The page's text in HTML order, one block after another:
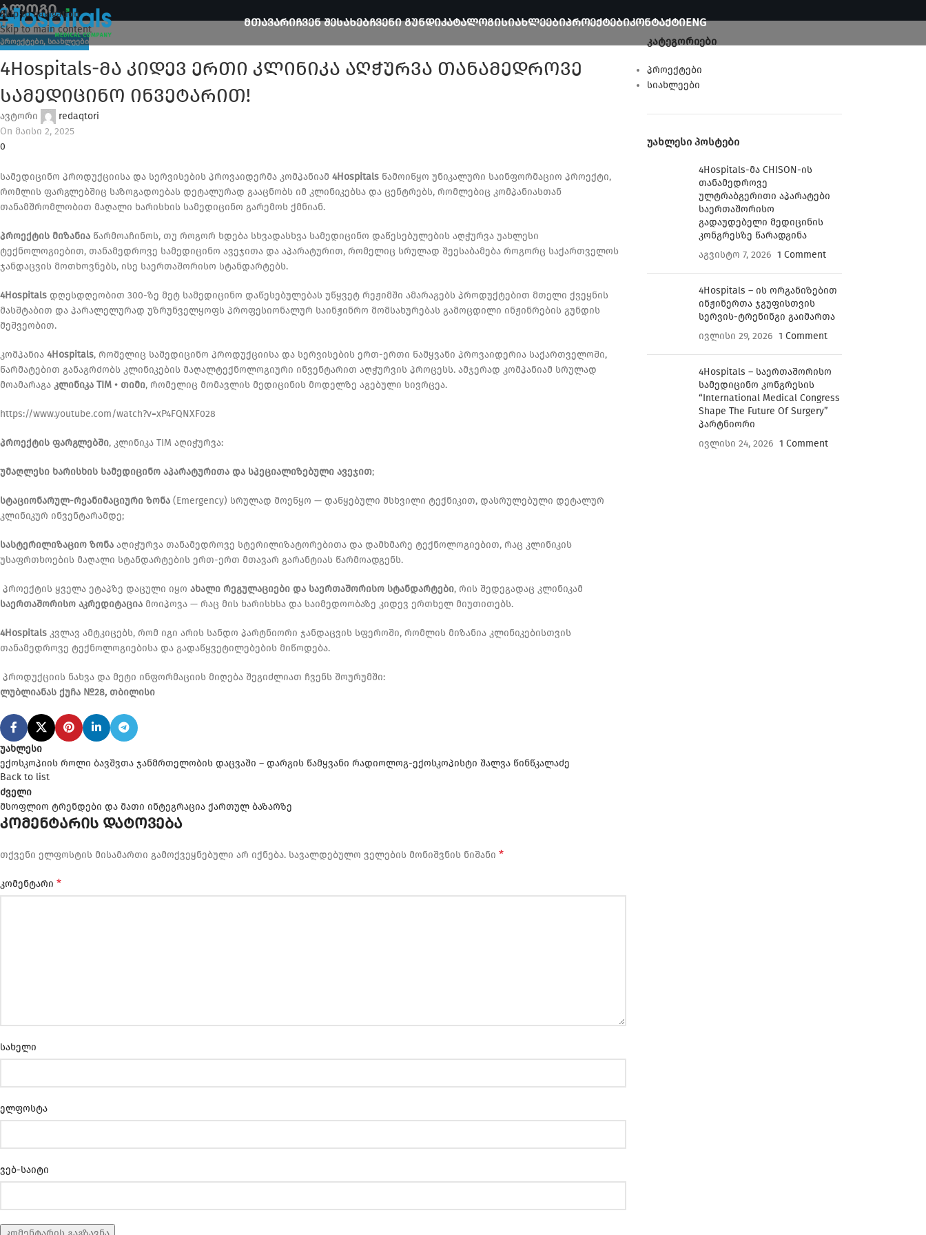
Skip to navigation
Skip to main content
ᲛᲗᲐᲕᲐᲠᲘᲩᲕᲔᲜ ᲨᲔᲡᲐᲮᲔᲑᲩᲕᲔᲜᲘ ᲒᲣᲜᲓᲘᲙᲐᲢᲐᲚᲝᲒᲘᲡᲘᲐᲮᲚᲔᲔᲑᲘᲞᲠᲝᲔᲥᲢᲔᲑᲘᲙᲝᲜᲢᲐᲥᲢᲘENG
ბლოგი
ᲞᲠᲝᲔᲥᲢᲔᲑᲘ, ᲡᲘᲐᲮᲚᲔᲔᲑᲘ
4Hospitals-მა კიდევ ერთი კლინიკა აღჭურვა თანამედროვე
სამედიცინო ინვეტარით!
ავტორი
redaqtori
On მაისი 2, 2025
0
სამედიცინო პროდუქციისა და სერვისების პროვაიდერმა კომპანიამ 4Hospitals წამოიწყო უნიკალური საინფორმაციო პროექტი,
რომლის ფარგლებშიც საზოგადოებას დეტალურად გააცნობს იმ კლინიკებსა და ცენტრებს, რომლებიც კომპანიასთან
თანამშრომლობით მაღალი ხარისხის სამედიცინო გარემოს ქმნიან.
პროექტის მიზანია წარმოაჩინოს, თუ როგორ ხდება სხვადასხვა სამედიცინო დაწესებულების აღჭურვა უახლესი
ტექნოლოგიებით, თანამედროვე სამედიცინო ავეჯითა და აპარატურით, რომელიც სრულად შეესაბამება როგორც საქართველოს
ჯანდაცვის მოთხოვნებს, ისე საერთაშორისო სტანდარტებს.
4Hospitals დღესდღეობით 300-ზე მეტ სამედიცინო დაწესებულებას უწყვეტ რეჟიმში ამარაგებს პროდუქტებით მთელი ქვეყნის
მასშტაბით და პარალელურად უზრუნველყოფს პროფესიონალურ საინჟინრო მომსახურებას გამოცდილი ინჟინრების გუნდის
მეშვეობით.
კომპანია 4Hospitals, რომელიც სამედიცინო პროდუქციისა და სერვისების ერთ-ერთი წამყვანი პროვაიდერია საქართველოში,
წარმატებით განაგრძობს კლინიკების მაღალტექნოლოგიური ინვენტარით აღჭურვის პროცესს. ამჯერად კომპანიამ სრულად
მოამარაგა კლინიკა TIM • თიმი, რომელიც მომავლის მედიცინის მოდელზე აგებული სივრცეა.
https://www.youtube.com/watch?v=xP4FQNXF028
პროექტის ფარგლებში, კლინიკა TIM აღიჭურვა:
უმაღლესი ხარისხის სამედიცინო აპარატურითა და სპეციალიზებული ავეჯით;
სტაციონარულ-რეანიმაციური ზონა (Emergency) სრულად მოეწყო — დაწყებული მსხვილი ტექნიკით, დასრულებული დეტალურ
კლინიკურ ინვენტარამდე;
სასტერილიზაციო ზონა აღიჭურვა თანამედროვე სტერილიზატორებითა და დამხმარე ტექნოლოგიებით, რაც კლინიკის
უსაფრთხოების მაღალი სტანდარტების ერთ-ერთ მთავარ გარანტიას წარმოადგენს.
პროექტის ყველა ეტაპზე დაცული იყო ახალი რეგულაციები და საერთაშორისო სტანდარტები, რის შედეგადაც კლინიკამ
საერთაშორისო აკრედიტაცია მოიპოვა — რაც მის ხარისხსა და საიმედოობაზე კიდევ ერთხელ მიუთითებს.
4Hospitals კვლავ ამტკიცებს, რომ იგი არის სანდო პარტნიორი ჯანდაცვის სფეროში, რომლის მიზანია კლინიკებისთვის
თანამედროვე ტექნოლოგიებისა და გადაწყვეტილებების მიწოდება.
პროდუქციის ნახვა და მეტი ინფორმაციის მიღება შეგიძლიათ ჩვენს შოურუმში:
ლუბლიანას ქუჩა №28, თბილისი
უახლესი
ექოსკოპიის როლი ბავშვთა ჯანმრთელობის დაცვაში – დარგის წამყვანი რადიოლოგ-ექოსკოპისტი შალვა წინწკალაძე
Back to list
ძველი
მსოფლიო ტრენდები და მათი ინტეგრაცია ქართულ ბაზარზე
კომენტარის დატოვება
თქვენი ელფოსტის მისამართი გამოქვეყნებული არ იქნება. სავალდებულო ველების მონიშვნის ნიშანი *
კომენტარი *
სახელი
ელფოსტა
ვებ-საიტი
ᲙᲐᲢᲔᲒᲝᲠᲘᲔᲑᲘ
პროექტები
სიახლეები
ᲣᲐᲮᲚᲔᲡᲘ ᲞᲝᲡᲢᲔᲑᲘ
4Hospitals-მა CHISON-ის
თანამედროვე
ულტრაბგერითი აპარატები
საერთაშორისო
გადაუდებელი მედიცინის
კონგრესზე წარადგინა
აგვისტო 7, 2026 1 Comment
4Hospitals – ის ორგანიზებით
ინჟინერთა ჯგუფისთვის
სერვის-ტრენინგი გაიმართა
ივლისი 29, 2026 1 Comment
4Hospitals – საერთაშორისო
სამედიცინო კონგრესის
“International Medical Congress
Shape The Future Of Surgery”
პარტნიორი
ივლისი 24, 2026 1 Comment